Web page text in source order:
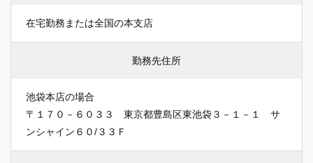
在宅勤務または全国の本支店
勤務先住所
池袋本店の場合
〒１７０－６０３３ 東京都豊島区東池袋３－１－１ サ
ンシャイン６０/３３Ｆ